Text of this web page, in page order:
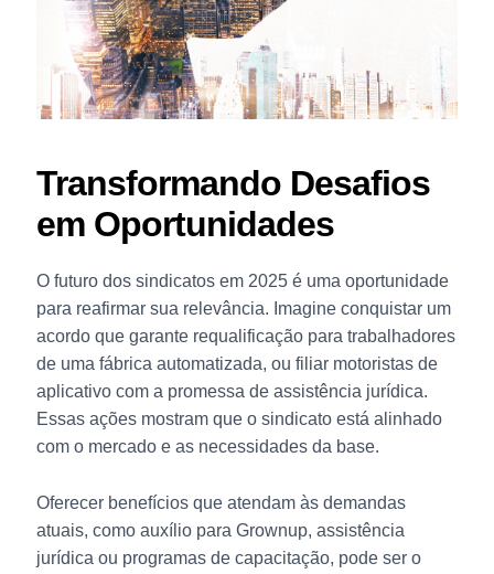
Transformando Desafios
em Oportunidades
O futuro dos sindicatos em 2025 é uma oportunidade
para reafirmar sua relevância. Imagine conquistar um
acordo que garante requalificação para trabalhadores
de uma fábrica automatizada, ou filiar motoristas de
aplicativo com a promessa de assistência jurídica.
Essas ações mostram que o sindicato está alinhado
com o mercado e as necessidades da base.
Oferecer benefícios que atendam às demandas
atuais, como auxílio para Grownup, assistência
jurídica ou programas de capacitação, pode ser o